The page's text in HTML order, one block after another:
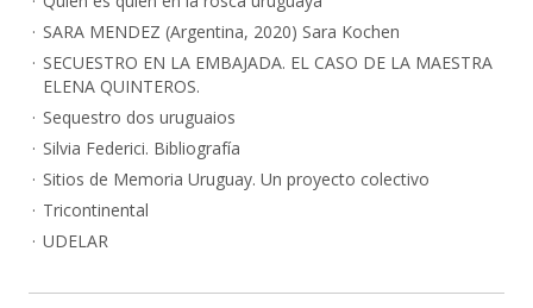
SARA MENDEZ (Argentina, 2020) Sara Kochen
SECUESTRO EN LA EMBAJADA. EL CASO DE LA MAESTRA
ELENA QUINTEROS.
Sequestro dos uruguaios
Silvia Federici. Bibliografía
Sitios de Memoria Uruguay. Un proyecto colectivo
Tricontinental
UDELAR